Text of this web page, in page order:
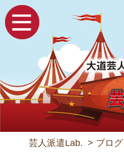
芸人派遣Lab. > ブログ